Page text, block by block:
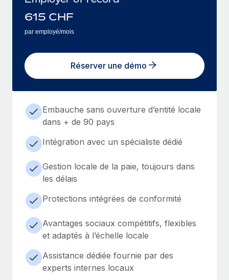
615 CHF
par employé/mois
Réserver une démo
Embauche sans ouverture d’entité locale
dans + de 90 pays
Intégration avec un spécialiste dédié
Gestion locale de la paie, toujours dans
les délais
Protections intégrées de conformité
Avantages sociaux compétitifs, flexibles
et adaptés à l’échelle locale
Assistance dédiée fournie par des
experts internes locaux